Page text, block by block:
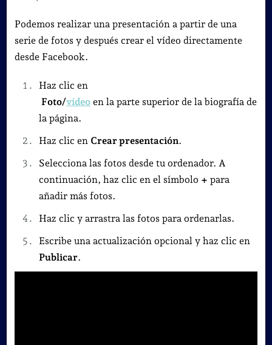
Podemos realizar una presentación a partir de una
serie de fotos y después crear el vídeo directamente
desde Facebook.
Haz clic en
Foto/vídeoen la parte superior de la biografía de
la página.
Haz clic en Crear presentación.
Selecciona las fotos desde tu ordenador. A
continuación, haz clic en el símbolo + para
añadir más fotos.
Haz clic y arrastra las fotos para ordenarlas.
Escribe una actualización opcional y haz clic en
Publicar.